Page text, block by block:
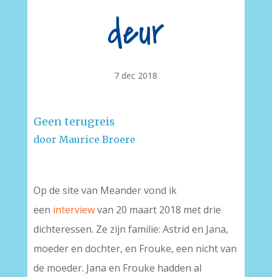
deur
7 dec 2018
Geen terugreis
door Maurice Broere
Op de site van Meander vond ik
een interviewvan 20 maart 2018 met drie
dichteressen. Ze zijn familie: Astrid en Jana,
moeder en dochter, en Frouke, een nicht van
de moeder. Jana en Frouke hadden al